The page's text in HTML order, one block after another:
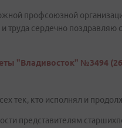
профсоюзной
труда сердечно поздравляю
"Владивосток" №3494
тек, кто исполнял и
представителям